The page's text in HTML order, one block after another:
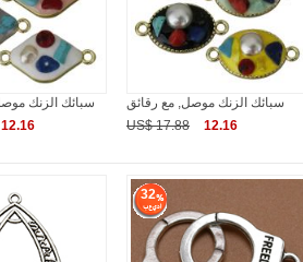
سبائك الزنك
12.16
سبائك الزنك موصل, مع رقائق
US$ 17.88
12.16
32